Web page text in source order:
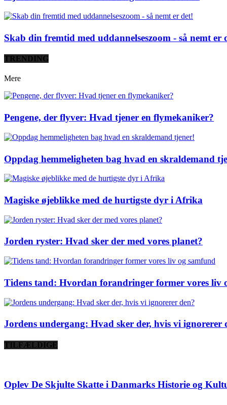
Skab din fremtid med uddannelseszoom - så nemt er
TRENDING
Mere
Pengene, der flyver: Hvad tjener en flymekaniker?
Oppdag hemmeligheten bag hvad en skraldemand
Magiske øjeblikke med de hurtigste dyr i Afrika
Jorden ryster: Hvad sker der med vores planet?
Tidens tand: Hvordan forandringer former vores liv
Jordens undergang: Hvad sker der, hvis vi ignorerer
TILFÆLDIGE
Oplev De Skjulte Skatte i Danmarks Historie og